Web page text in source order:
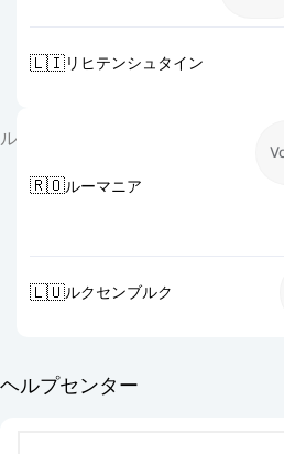
🇱🇮リヒテンシュタイン
ル
🇷🇴ルーマニア
🇱🇺ルクセンブルク
ヘルプセンター